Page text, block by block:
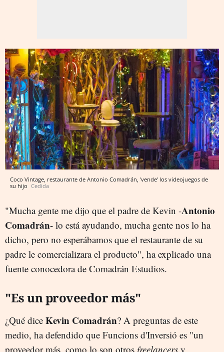
Coco Vintage, restaurante de Antonio Comadrán, 'vende' los videojuegos de
su hijo Cedida
"Mucha gente me dijo que el padre de Kevin -Antonio
Comadrán- lo está ayudando, mucha gente nos lo ha
dicho, pero no esperábamos que el restaurante de su
padre le comercializara el producto", ha explicado una
fuente conocedora de Comadrán Estudios.
"Es un proveedor más"
¿Qué dice Kevin Comadrán? A preguntas de este
medio, ha defendido que Funcions d'Inversió es "un
proveedor más, como lo son otros freelancers y